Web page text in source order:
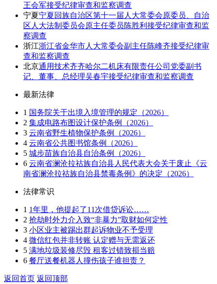
王会军接受纪律审查和监察调查
宁夏宁夏回族自治区第十一届人大常委会原委员、自治
区人大法制委员会原主任委员陈胜利接受纪律审查和监
察调查
浙江浙江省金华市人大常委会副主任陈峰齐接受纪律审
查和监察调查
北京通用技术齐齐哈尔二机床有限责任公司党委副书
记、董事、总经理吴春宇接受纪律审查和监察调查
最新法律
1 国务院关于出境入境管理的规定（2026）
2 集成电路布图设计保护条例（2026）
3 云南省野生植物保护条例（2026）
4 云南省公共图书馆条例（2026）
5 城步苗族自治县自治条例（2026）
6 云南省澜沧拉祜族自治县人民代表大会关于废止《云
南省澜沧拉祜族自治县禁毒条例》的决定（2026）
法律常识
1 1年里，他提起了11次借贷诉讼……
2 抢劫时外力介入致“非暴力”取财如何定性
3 小区业主被踢出群起诉物业不予受理
4 微信红包并非转账 认定赠与无需返还
5 满地垃圾装修尽毁 租客过错致损当赔
6 餐厅送餐机器人撞伤孩子谁担责？
返回首页 返回顶部